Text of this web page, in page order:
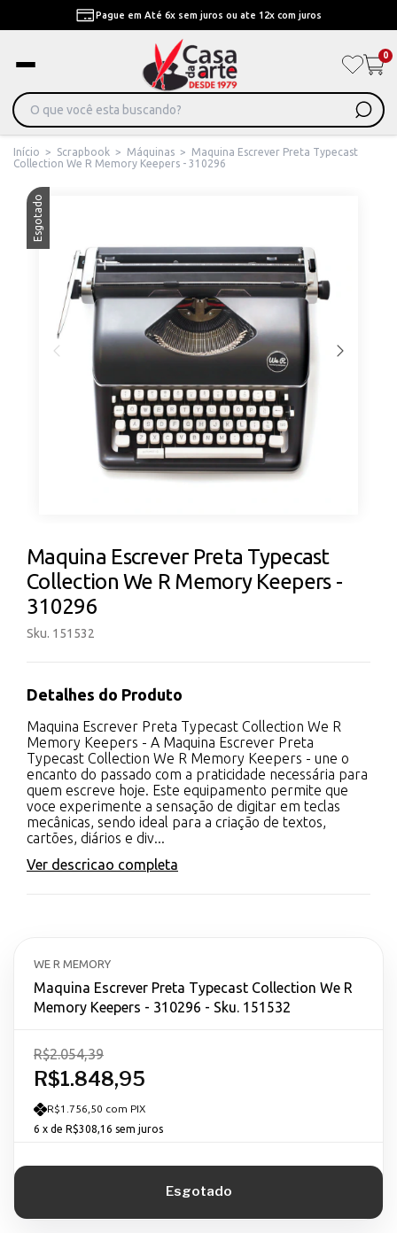
Pague em Até 6x sem juros ou ate 12x com juros
0
Início > Scrapbook > Máquinas >
Maquina Escrever Preta Typecast
Collection We R Memory Keepers - 310296
Esgotado
Maquina Escrever Preta Typecast
Collection We R Memory Keepers -
310296
Sku. 151532
Detalhes do Produto
Maquina Escrever Preta Typecast Collection We R
Memory Keepers - A Maquina Escrever Preta
Typecast Collection We R Memory Keepers - une o
encanto do passado com a praticidade necessária para
quem escreve hoje. Este equipamento permite que
voce experimente a sensação de digitar em teclas
mecânicas, sendo ideal para a criação de textos,
cartões, diários e div...
Ver descricao completa
WE R MEMORY
Maquina Escrever Preta Typecast Collection We R
Memory Keepers - 310296 - Sku. 151532
R$1.848,95
R$2.054,39
R$1.756,50 com PIX
6 x de R$308,16 sem juros